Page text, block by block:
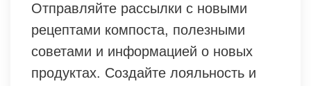
Отправляйте рассылки с новыми
рецептами компоста, полезными
советами и информацией о новых
продуктах. Создайте лояльность и